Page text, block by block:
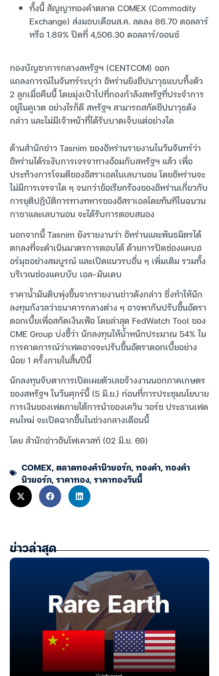
ทั้งนี้ สัญญาทองคำตลาด COMEX (Commodity
Exchange) ส่งมอบเดือนส.ค. ลดลง 86.70 ดอลลาร์
หรือ 1.89% ปิดที่ 4,506.30 ดอลลาร์/ออนซ์
กองบัญชาการกลางสหรัฐฯ (CENTCOM) ออก
แถลงการณ์ในจันทร์ระบุว่า อิหร่านยิงขีปนาวุธแบบทิ้งตัว
2 ลูกเมื่อคืนนี้ โดยมุ่งเป้าไปที่กองกำลังสหรัฐที่ประจำการ
อยู่ในคูเวต อย่างไรก็ดี สหรัฐฯ สามารถสกัดขีปนาวุธดัง
กล่าว และไม่มีเจ้าหน้าที่ได้รับบาดเจ็บแต่อย่างใด
ด้านสำนักข่าว Tasnim ของอิหร่านรายงานในวันจันทร์ว่า
อิหร่านได้ระงับการเจรจาทางอ้อมกับสหรัฐฯ แล้ว เพื่อ
ประท้วงการโจมตีของอิสราเอลในเลบานอน โดยอิหร่านจะ
ไม่มีการเจรจาใด ๆ จนกว่าข้อเรียกร้องของอิหร่านเกี่ยวกับ
การยุติปฏิบัติการทางทหารของอิสราเอลโดยทันทีในฉนวน
กาซาและเลบานอน จะได้รับการตอบสนอง
นอกจากนี้ Tasnim ยังรายงานว่า อิหร่านและพันธมิตรได้
ตกลงที่จะดำเนินมาตรการตอบโต้ ด้วยการปิดช่องแคบฮ
อร์มุซอย่างสมบูรณ์ และเปิดแนวรบอื่น ๆ เพิ่มเติม รวมทั้ง
บริเวณช่องแคบบับ เอล-มันเดบ
ราคาน้ำมันดิบพุ่งขึ้นจากรายงานข่าวดังกล่าว ซึ่งทำให้นัก
ลงทุนกังวลว่าธนาคารกลางต่าง ๆ อาจพากันปรับขึ้นอัตรา
ดอกเบี้ยเพื่อสกัดเงินเฟ้อ โดยล่าสุด FedWatch Tool ของ
CME Group บ่งชี้ว่า นักลงทุนให้น้ำหนักประมาณ 54% ใน
การคาดการณ์ว่าเฟดอาจจะปรับขึ้นอัตราดอกเบี้ยอย่าง
น้อย 1 ครั้งภายในสิ้นปีนี้
นักลงทุนจับตาการเปิดเผยตัวเลขจ้างงานนอกภาคเกษตร
ของสหรัฐฯ ในวันศุกร์นี้ (5 มิ.ย.) ก่อนที่การประชุมนโยบาย
การเงินของเฟดภายใต้การนำของเควิน วอร์ช ประธานเฟด
คนใหม่ จะเปิดฉากขึ้นในช่วงกลางเดือนนี้
โดย สำนักข่าวอินโฟเควสท์ (02 มิ.ย. 69)
COMEX,ตลาดทองคำนิวยอร์ก,ทองคำ,ทองคำ
นิวยอร์ก,ราคาทอง,ราคาทองวันนี้
ข่าวล่าสุด